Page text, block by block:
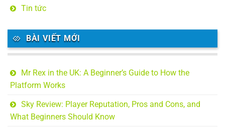
Tin tức
BÀI VIẾT MỚI
Mr Rex in the UK: A Beginner’s Guide to How the
Platform Works
Sky Review: Player Reputation, Pros and Cons, and
What Beginners Should Know